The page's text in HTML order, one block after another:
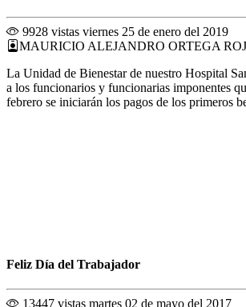
9928 vistas viernes 25 de enero del 2019
MAURICIO ALEJANDRO ORTEGA
La Unidad de Bienestar de nuestro Hospital
a los funcionarios y funcionarias imponentes
febrero se iniciarán los pagos de los primeros
Feliz Día del Trabajador
13447 vistas martes 02 de mayo del 2017